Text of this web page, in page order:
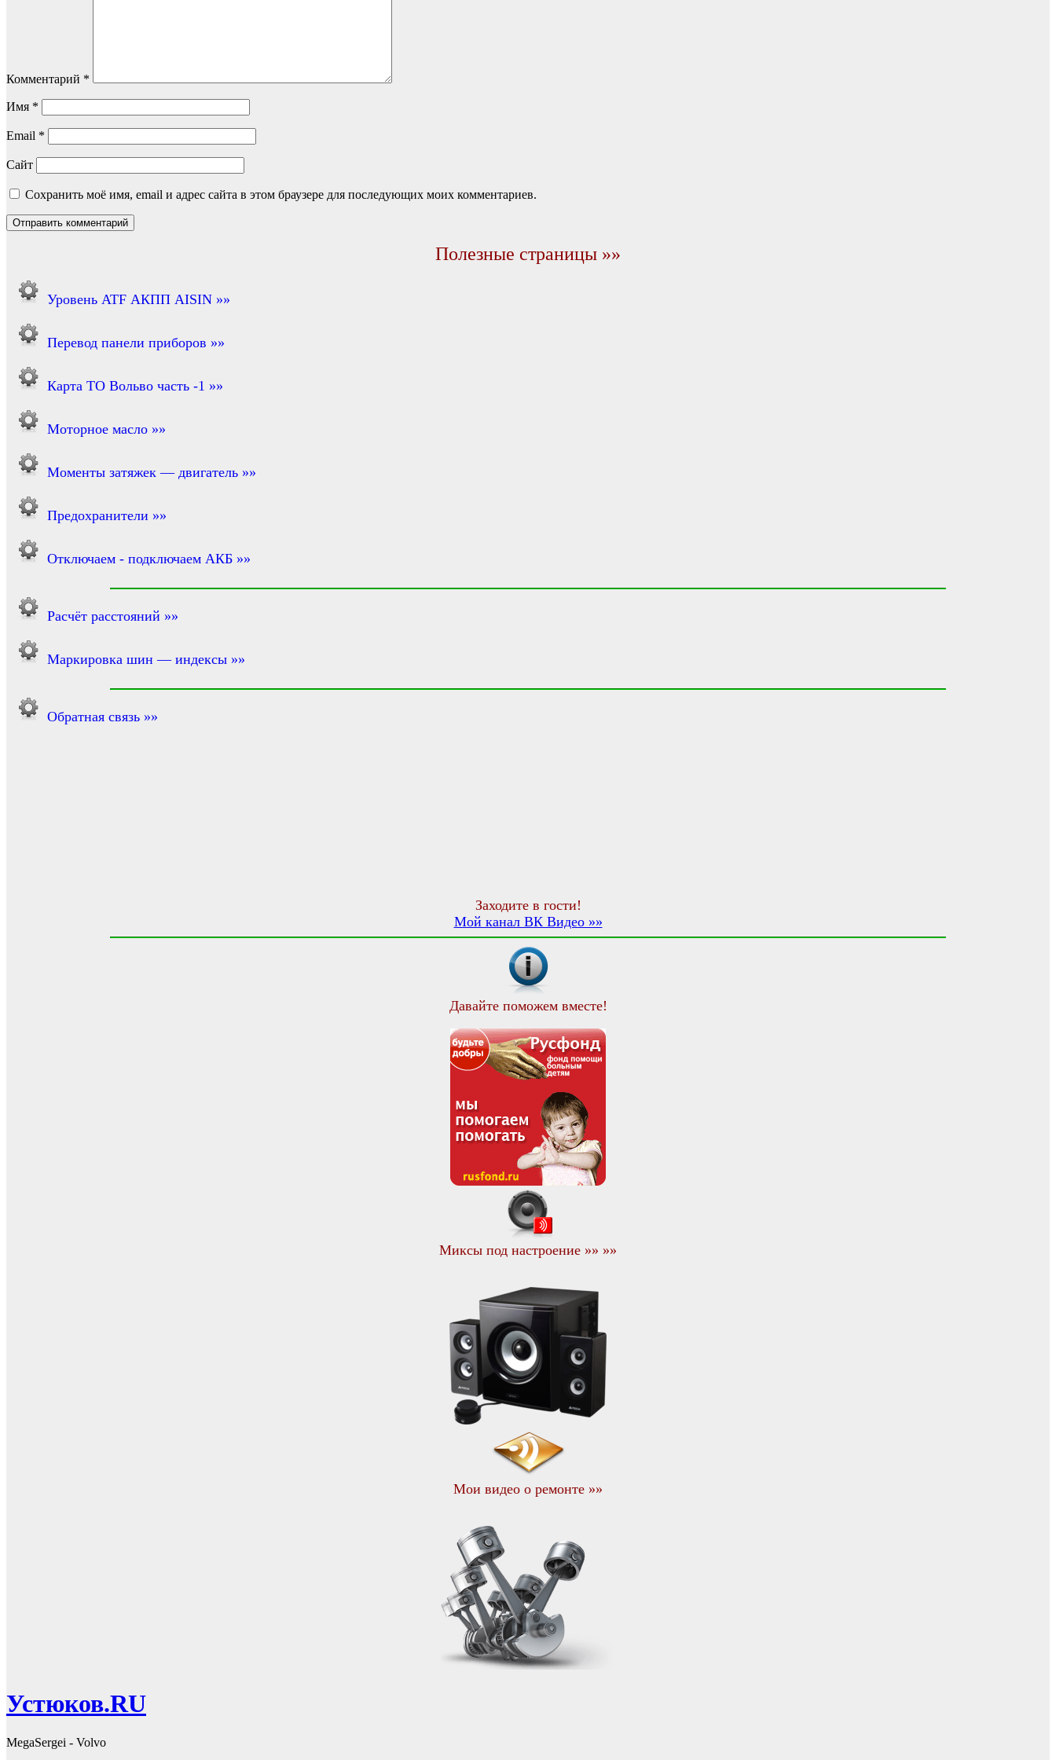
Комментарий *
Имя *
Email *
Сайт
Сохранить моё имя, email и адрес сайта в этом браузере для последующих моих комментариев.
Полезные страницы »»
Уровень ATF АКПП AISIN »»
Перевод панели приборов »»
Карта ТО Вольво часть -1 »»
Моторное масло »»
Моменты затяжек — двигатель »»
Предохранители »»
Отключаем - подключаем АКБ »»
Расчёт расстояний »»
Маркировка шин — индексы »»
Обратная связь »»
Заходите в гости!
Мой канал ВК Видео »»
Давайте поможем вместе!
Миксы под настроение »» »»
Мои видео о ремонте »»
Устюков.RU
MegaSergei - Volvo